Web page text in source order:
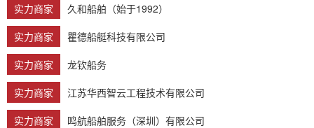
实力商家
久和船舶（始于1992）
实力商家
瞿德船艇科技有限公司
实力商家
龙钦船务
实力商家
江苏华西智云工程技术有限公司
实力商家
鸣航船舶服务（深圳）有限公司